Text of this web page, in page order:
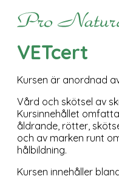
Hoppa
Pro Natura
VETcert
Kursen är anordnad
Vård och skötsel av
Kursinnehållet
åldrande, rötter,
och av marken runt
hålbildning.
Kursen innehåller